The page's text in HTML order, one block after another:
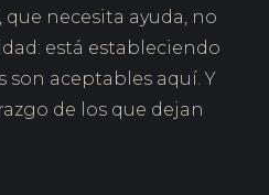
que necesita ayuda, no
está estableciendo
aceptables aquí. Y
de los que dejan